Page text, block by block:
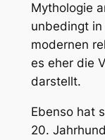
Mythologie
unbedingt
modernen
es eher die
darstellt.
Ebenso hat
20.